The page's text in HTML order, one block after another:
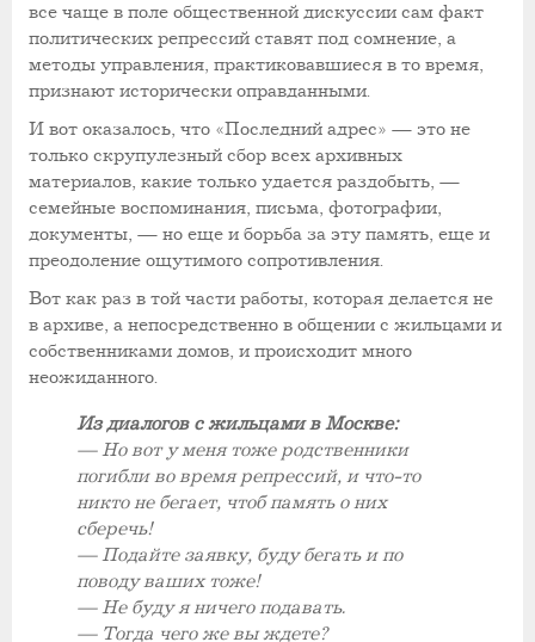
все чаще в поле общественной дискуссии сам факт
политических репрессий ставят под сомнение, а
методы управления, практиковавшиеся в то время,
признают исторически оправданными.
И вот оказалось, что «Последний адрес» — это не
только скрупулезный сбор всех архивных
материалов, какие только удается раздобыть, —
семейные воспоминания, письма, фотографии,
документы, — но еще и борьба за эту память, еще и
преодоление ощутимого сопротивления.
Вот как раз в той части работы, которая делается не
в архиве, а непосредственно в общении с жильцами и
собственниками домов, и происходит много
неожиданного.
Из диалогов с жильцами в Москве:
— Но вот у меня тоже родственники
погибли во время репрессий, и что-то
никто не бегает, чтоб память о них
сберечь!
— Подайте заявку, буду бегать и по
поводу ваших тоже!
— Не буду я ничего подавать.
— Тогда чего же вы ждете?